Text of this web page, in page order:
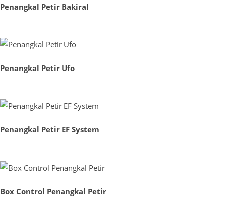
Penangkal Petir Bakiral
Penangkal Petir Ufo
Penangkal Petir EF System
Box Control Penangkal Petir